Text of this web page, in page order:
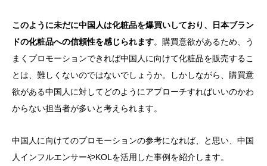
このように未だに中国人は化粧品を爆買いしており、日本ブラン
ドの化粧品への信頼性を感じられます。購買意欲があるため、う
まくプロモーションできれば中国人に向けて化粧品を販売するこ
とは、難しくないのではないでしょうか。しかしながら、購買意
欲がある中国人に対してどのようにアプローチすればいいのかわ
からない担当者が多いと考えられます。
中国人に向けてのプロモーションの参考になれば、と思い、中国
人インフルエンサーやKOLを活用した事例を紹介します。